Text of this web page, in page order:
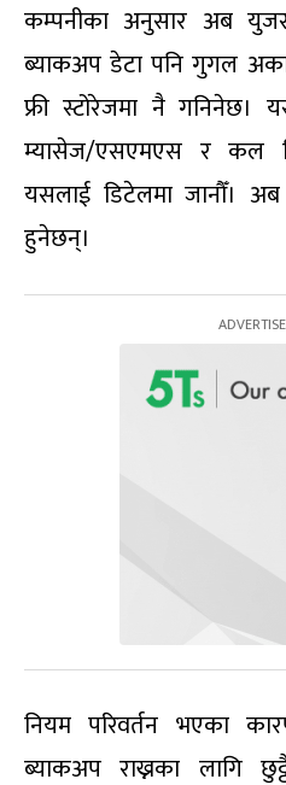
कम्पनीका अनुसार अब
ब्याकअप डेटा पनि गुगल
फ्री स्टोरेजमा नै गनिनेछ।
म्यासेज/एसएमएस र कल
यसलाई डिटेलमा जानौँ।
हुनेछन्।
नियम परिवर्तन भएका
ब्याकअप राख्नका लागि